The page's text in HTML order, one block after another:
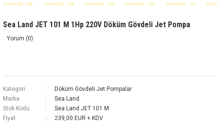
Sea Land JET 101 M 1Hp 220V Döküm Gövdeli Jet Pompa
Yorum (0)
Kategori
Döküm Gövdeli Jet Pompalar
Marka
Sea Land
Stok Kodu
Sea Land JET 101 M
Fiyat
239,00 EUR + KDV